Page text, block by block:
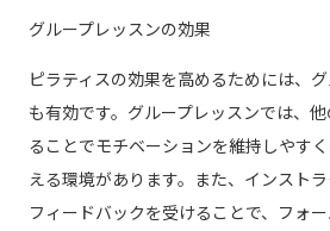
グループレッスンの効果
ピラティスの効果を高めるためには、
も有効です。グループレッスンでは、
ることでモチベーションを維持しやす
える環境があります。また、インスト
フィードバックを受けることで、フォー